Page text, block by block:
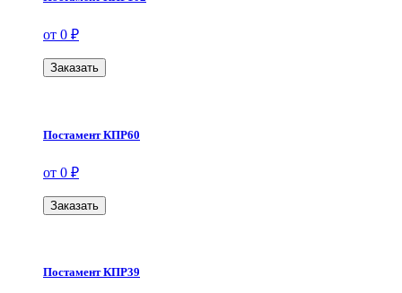
от 0 ₽
Заказать
Постамент КПР60
от 0 ₽
Заказать
Постамент КПР39